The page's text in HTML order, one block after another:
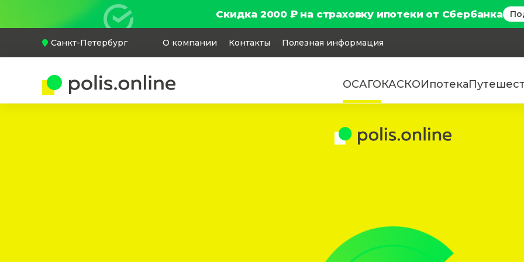
Скидка 2000 ₽ на страховку ипотеки от Сбербанка
Санкт-Петербург О компании Контакты Полезная информация
ОСАГОКАСКОИпотека